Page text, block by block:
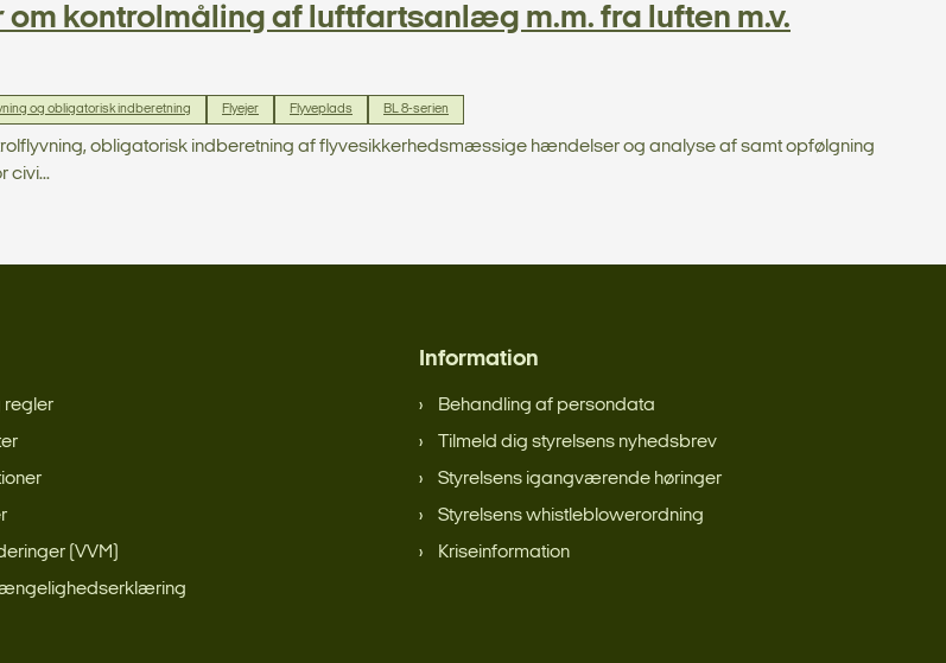
om kontrolmåling af luftfartsanlæg m.m. fra luften m.v.
og obligatorisk indberetning Flyejer Flyveplads BL 8-serien
obligatorisk indberetning af flyvesikkerhedsmæssige hændelser og analyse af samt opfølgning
civi...
regler
(VVM)
Information
Behandling af persondata
Tilmeld dig styrelsens nyhedsbrev
Styrelsens igangværende høringer
Styrelsens whistleblowerordning
Kriseinformation